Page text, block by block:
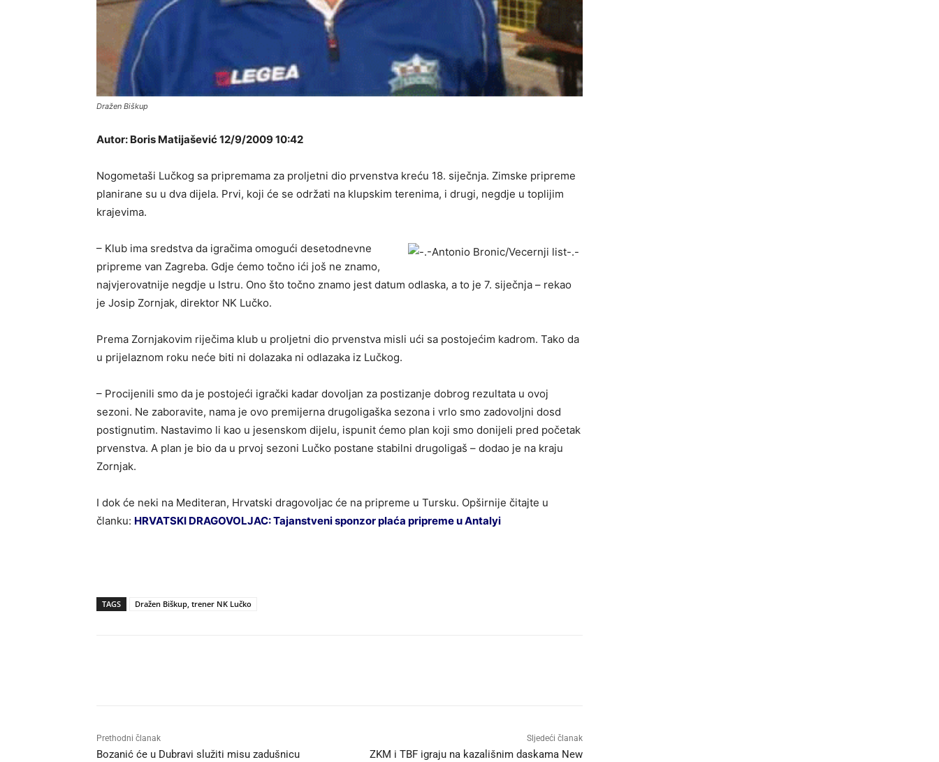
Dražen Biškup
Autor: Boris Matijašević 12/9/2009 10:42
Nogometaši Lučkog sa pripremama za proljetni dio prvenstva kreću 18. siječnja. Zimske pripreme
planirane su u dva dijela. Prvi, koji će se održati na klupskim terenima, i drugi, negdje u toplijim
krajevima.
– Klub ima sredstva da igračima omogući desetodnevne
pripreme van Zagreba. Gdje ćemo točno ići još ne znamo,
najvjerovatnije negdje u Istru. Ono što točno znamo jest datum odlaska, a to je 7. siječnja – rekao
je Josip Zornjak, direktor NK Lučko.
Prema Zornjakovim riječima klub u proljetni dio prvenstva misli ući sa postojećim kadrom. Tako da
u prijelaznom roku neće biti ni dolazaka ni odlazaka iz Lučkog.
– Procijenili smo da je postojeći igrački kadar dovoljan za postizanje dobrog rezultata u ovoj
sezoni. Ne zaboravite, nama je ovo premijerna drugoligaška sezona i vrlo smo zadovoljni dosd
postignutim. Nastavimo li kao u jesenskom dijelu, ispunit ćemo plan koji smo donijeli pred početak
prvenstva. A plan je bio da u prvoj sezoni Lučko postane stabilni drugoligaš – dodao je na kraju
Zornjak.
I dok će neki na Mediteran, Hrvatski dragovoljac će na pripreme u Tursku. Opširnije čitajte u
članku: HRVATSKI DRAGOVOLJAC: Tajanstveni sponzor plaća pripreme u Antalyi
TAGS Dražen Biškup, trener NK Lučko
Prethodni članak
Bozanić će u Dubravi služiti misu zadušnicu
Sljedeći članak
ZKM i TBF igraju na kazališnim daskama New